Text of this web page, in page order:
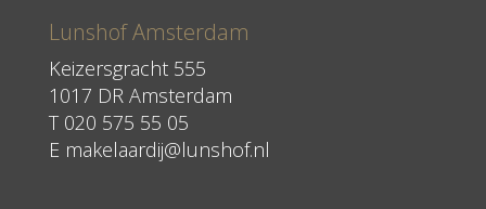
Lunshof Amsterdam
Keizersgracht 555
1017 DR Amsterdam
T 020 575 55 05
E makelaardij@lunshof.nl